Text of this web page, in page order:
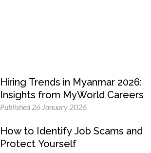
Hiring Trends in Myanmar 2026:
Insights from MyWorld Careers
Published 26 January 2026
How to Identify Job Scams and
Protect Yourself